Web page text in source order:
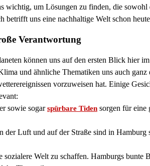
wichtig, um Lösungen zu finden, die sowohl
betrifft uns eine nachhaltige Welt schon
Verantwortung
können uns auf den ersten Blick hier
und ähnliche Thematiken uns auch
vorzuweisen hat. Einige
sowie sogarspürbare Tiden sorgen für eine
der Luft und auf der Straße sind in
sozialere Welt zu schaffen. Hamburgs bunte